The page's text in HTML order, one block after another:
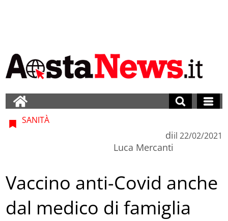
SANITÀ
di
Luca Mercanti
il 22/02/2021
Vaccino anti-Covid anche
dal medico di famiglia